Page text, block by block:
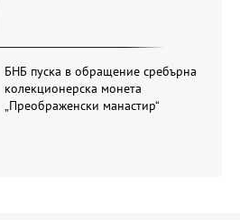
БНБ пуска в обращение сребърна
колекционерска монета
„Преображенски манастир“